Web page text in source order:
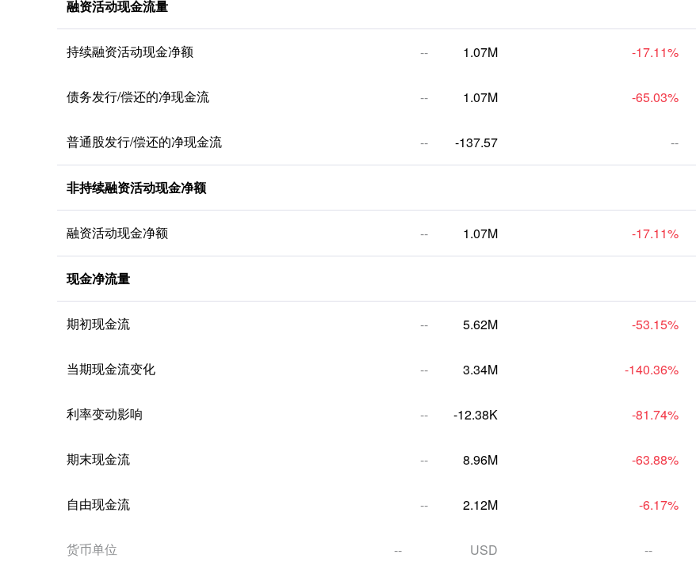
融资活动现金流量
持续融资活动现金净额 -- 1.07M -17.11%
债务发行/偿还的净现金流 -- 1.07M -65.03%
普通股发行/偿还的净现金流 -- -137.57 --
非持续融资活动现金净额
融资活动现金净额 -- 1.07M -17.11%
现金净流量
期初现金流 -- 5.62M -53.15%
当期现金流变化 -- 3.34M -140.36%
利率变动影响 -- -12.38K -81.74%
期末现金流 -- 8.96M -63.88%
自由现金流 -- 2.12M -6.17%
货币单位 -- USD --